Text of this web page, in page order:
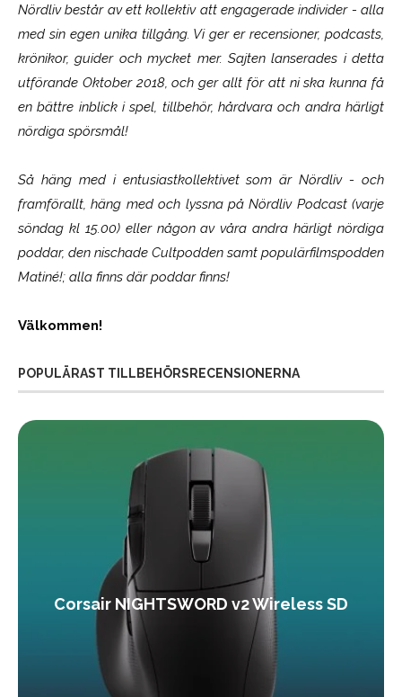
Nördliv består av ett kollektiv att engagerade individer - alla
med sin egen unika tillgång. Vi ger er recensioner, podcasts,
krönikor, guider och mycket mer. Sajten lanserades i detta
utförande Oktober 2018, och ger allt för att ni ska kunna få
en bättre inblick i spel, tillbehör, hårdvara och andra härligt
nördiga spörsmål!
Så häng med i entusiastkollektivet som ärNördliv- och
framförallt, häng med och lyssna på Nördliv Podcast (varje
söndag kl 15.00) eller någon av våra andra härligt nördiga
poddar, den nischade Cultpodden samt populärfilmspodden
Matiné!; alla finns där poddar finns!
Välkommen!
POPULÄRAST TILLBEHÖRSRECENSIONERNA
Corsair NIGHTSWORD v2 Wireless SD